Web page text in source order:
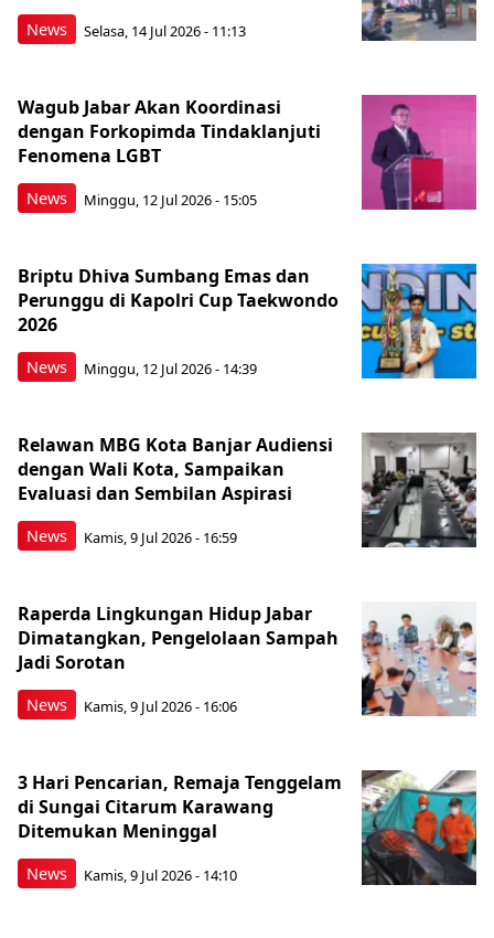
News Selasa, 14 Jul 2026 - 11:13
News
Wagub Jabar Akan Koordinasi
dengan Forkopimda Tindaklanjuti
Fenomena LGBT
Minggu, 12 Jul 2026 - 15:05
News
Briptu Dhiva Sumbang Emas dan
Perunggu di Kapolri Cup Taekwondo
2026
Minggu, 12 Jul 2026 - 14:39
News
Relawan MBG Kota Banjar Audiensi
dengan Wali Kota, Sampaikan
Evaluasi dan Sembilan Aspirasi
Kamis, 9 Jul 2026 - 16:59
News
Raperda Lingkungan Hidup Jabar
Dimatangkan, Pengelolaan Sampah
Jadi Sorotan
Kamis, 9 Jul 2026 - 16:06
News
3 Hari Pencarian, Remaja Tenggelam
di Sungai Citarum Karawang
Ditemukan Meninggal
Kamis, 9 Jul 2026 - 14:10